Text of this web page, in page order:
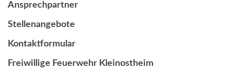
Ansprechpartner
Stellenangebote
Kontaktformular
Freiwillige Feuerwehr Kleinostheim